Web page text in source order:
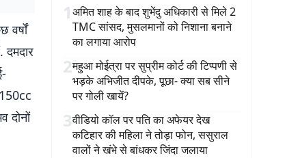
दमदार
दोनों
1अमित शाह के बाद शुभेंदु अधिकारी से मिले 2
TMC सांसद, मुसलमानों को निशाना बनाने
का लगाया आरोप
2महुआ मोईत्रा पर सुप्रीम कोर्ट की टिप्पणी से
भड़के अभिजीत दीपके, पूछा- क्या सब सीने
पर गोली खायें?
3वीडियो कॉल पर पति का अफेयर देख
कटिहार की महिला ने तोड़ा फोन, ससुराल
वालों ने खंभे से बांधकर जिंदा जलाया